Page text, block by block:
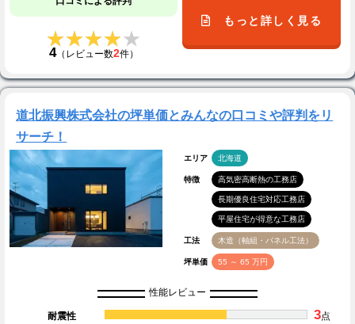
★★★★★
★★★★★
4（レビュー数2件）
もっと詳しく見る
道北振興株式会社の坪単価とみんなの口コミや評判をリ
サーチ！
エリア 北海道
特徴 高気密高断熱の工務店
長期優良住宅対応工務店
平屋住宅が得意な工務店
工法 木造（軸組・パネル工法）
坪単価 55 ～ 65 万円
性能レビュー
耐震性 3点